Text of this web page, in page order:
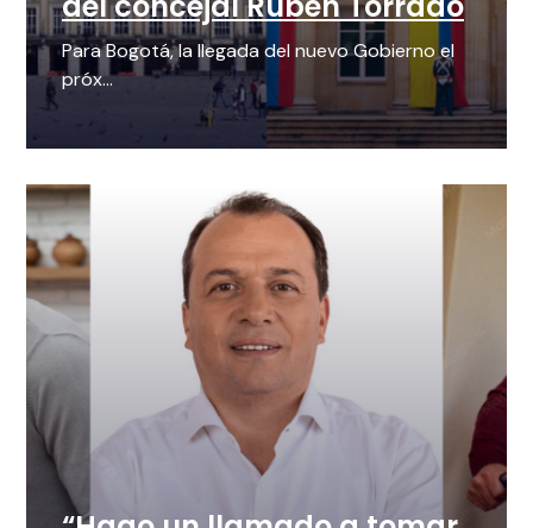
Para Bogotá, la llegada del nuevo Gobierno el
próx...